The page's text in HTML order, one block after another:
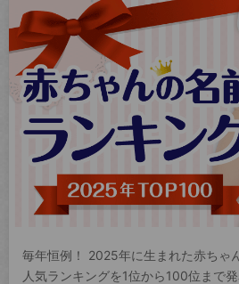
毎年恒例！ 2025年に生まれた赤ちゃ
人気ランキングを1位から100位まで